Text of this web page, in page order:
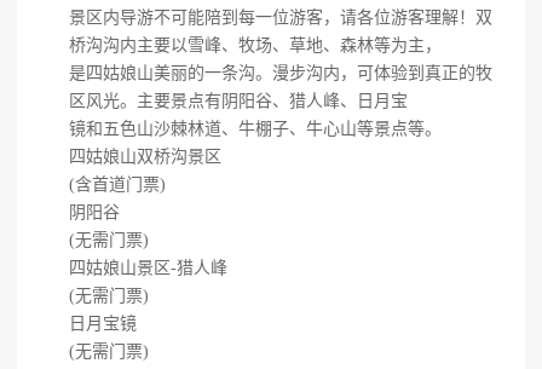
景区内导游不可能陪到每一位游客，请各位游客理解！双
桥沟沟内主要以雪峰、牧场、草地、森林等为主，
是四姑娘山美丽的一条沟。漫步沟内，可体验到真正的牧
区风光。主要景点有阴阳谷、猎人峰、日月宝
镜和五色山沙棘林道、牛棚子、牛心山等景点等。
四姑娘山双桥沟景区
(含首道门票)
阴阳谷
(无需门票)
四姑娘山景区-猎人峰
(无需门票)
日月宝镜
(无需门票)